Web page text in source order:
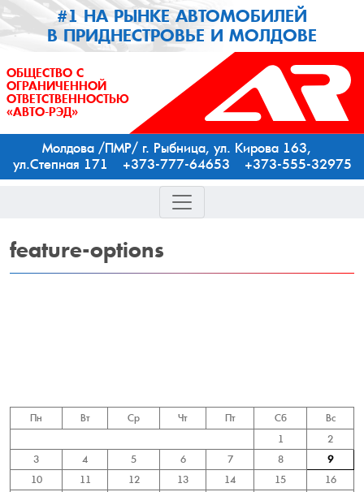
#1 НА РЫНКЕ АВТОМОБИЛЕЙ
В ПРИДНЕСТРОВЬЕ И МОЛДОВЕ
ОБЩЕСТВО С
ОГРАНИЧЕННОЙ
ОТВЕТСТВЕННОСТЬЮ
«АВТО-РЭД»
Молдова /ПМР/ г. Рыбница, ул. Кирова 163,
ул.Степная 171 +373-777-64653 +373-555-32975
feature-options
Пн Вт Ср Чт Пт Сб
Вс
1
2
3
4 5 6 7 8
9
10
11 12 13 14 15
16